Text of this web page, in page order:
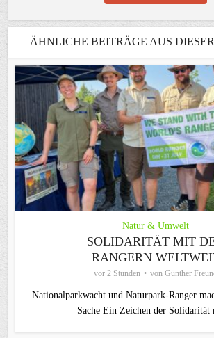
ÄHNLICHE BEITRÄGE AUS
Natur & Umwelt
SOLIDARITÄT MIT
RANGERN
vor 2 Stunden von Günther
Nationalparkwacht und Naturpark-Ranger
Sache Ein Zeichen der Solidarität